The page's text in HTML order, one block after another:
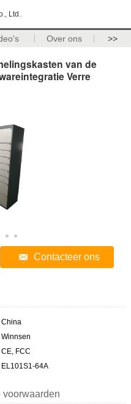
Ltd.
Over ons >>
van de
Verre
Contacteer ons
China
Winnsen
CE, FCC
EL101S1-64A
voorwaarden